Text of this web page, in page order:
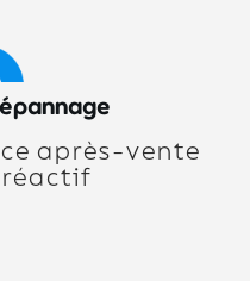
après-vente
réactif